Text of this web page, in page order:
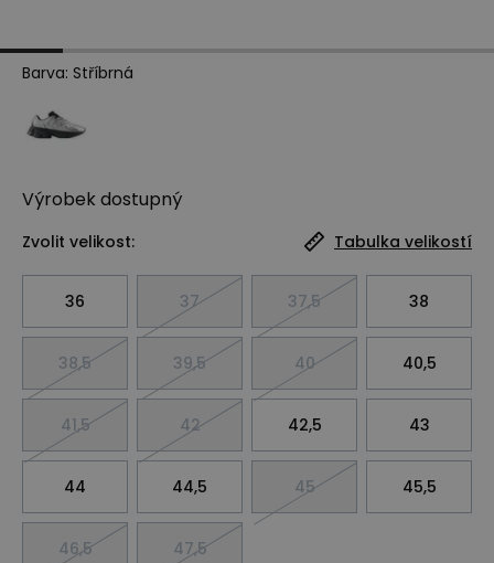
Barva: Stříbrná
Výrobek dostupný
Zvolit velikost: Tabulka velikostí
36 37 37,5 38
38,5 39,5 40 40,5
41,5 42 42,5 43
44 44,5 45 45,5
46,5 47,5